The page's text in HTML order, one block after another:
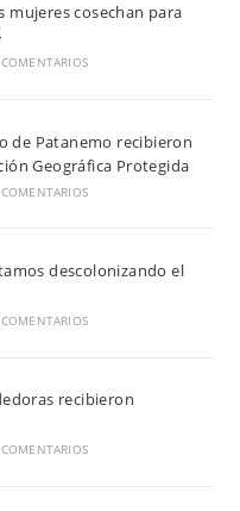
mujeres cosechan para
de Patanemo recibieron
Geográfica Protegida
descolonizando el
recibieron